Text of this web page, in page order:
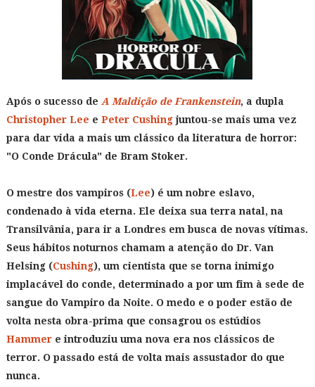
Após o sucesso de A Maldição de Frankenstein, a dupla
Christopher Lee e Peter Cushingjuntou-se mais uma vez
para dar vida a mais um clássico da literatura de horror:
"O Conde Drácula" de Bram Stoker.
O mestre dos vampiros (Lee) é um nobre eslavo,
condenado à vida eterna. Ele deixa sua terra natal, na
Transilvânia, para ir a Londres em busca de novas vítimas.
Seus hábitos noturnos chamam a atenção do Dr. Van
Helsing (Cushing), um cientista que se torna inimigo
implacável do conde, determinado a por um fim à sede de
sangue do Vampiro da Noite. O medo e o poder estão de
volta nesta obra-prima que consagrou os estúdios
Hammere introduziu uma nova era nos clássicos de
terror. O passado está de volta mais assustador do que
nunca.